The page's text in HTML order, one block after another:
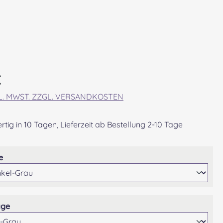
MWST. ZZGL. VERSANDKOSTEN
in 10 Tagen, Lieferzeit ab Bestellung 2-10 Tage
auswählen
auswählen